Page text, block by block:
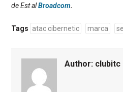
de Est alBroadcom.
Tags atac cibernetic marca
Author: clubitc